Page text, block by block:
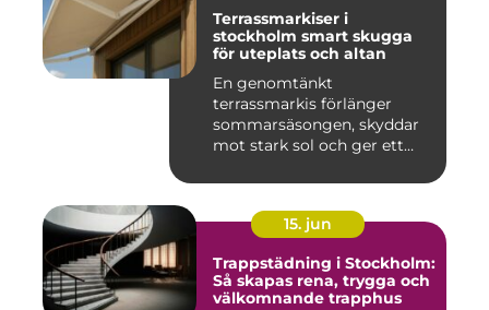
Terrassmarkiser i
stockholm smart skugga
för uteplats och altan
En genomtänkt
terrassmarkis förlänger
sommarsäsongen, skyddar
mot stark sol och ger ett
15. jun
Trappstädning i Stockholm:
Så skapas rena, trygga och
välkomnande trapphus